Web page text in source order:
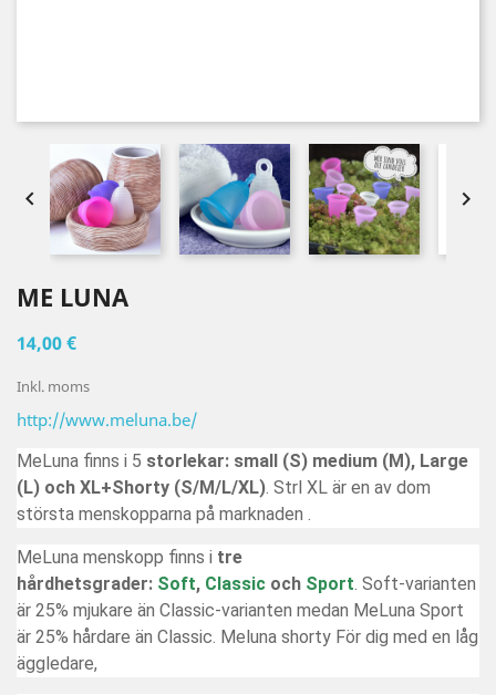
 
ME LUNA
14,00 €
Inkl. moms
http://www.meluna.be/
MeLuna finns i 5 storlekar: small (S) medium (M), Large
(L) och XL+Shorty (S/M/L/XL). Strl XL är en av dom
största menskopparna på marknaden .
MeLuna menskopp finns i tre
hårdhetsgrader: Soft, Classic och Sport. Soft-varianten
är 25% mjukare än Classic-varianten medan MeLuna Sport
är 25% hårdare än Classic. Meluna shorty För dig med en låg
äggledare,